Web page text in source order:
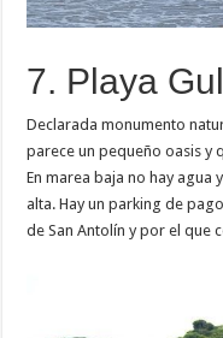
7. Playa
Declarada monumento
parece un pequeño oasis y
En marea baja no hay agua
alta. Hay un parking de
de San Antolín y por el que